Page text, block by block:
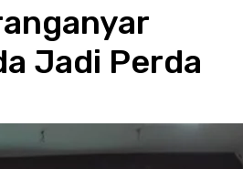
Jadi Perda